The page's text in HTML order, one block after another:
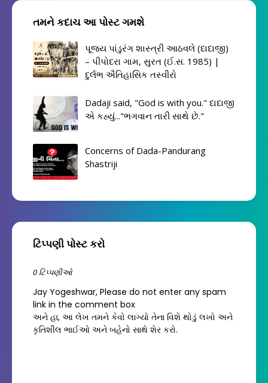
તમને કદાચ આ પોસ્ટ ગમશે
પૂજ્ય પાંડુરંગ શાસ્ત્રી આઠવલે (દાદાજી)
– પીપોદરા ગામ, સુરત (ઈ.સ. 1985) |
દુર્લભ ઐતિહાસિક તસ્વીરો
Dadaji said, "God is with you." દાદાજી
એ કહ્યું..."ભગવાન તારી સાથે છે."
Concerns of Dada-Pandurang
Shastriji
ટિપ્પણી પોસ્ટ કરો
0 ટિપ્પણીઓ
Jay Yogeshwar, Please do not enter any spam
link in the comment box
અને હા, આ લેખ તમને કેવો લાગ્યો તેના વિશે થોડું લખો અને
કૃતિશીલ ભાઈઓ અને બહેનો સાથે શેર કરો.